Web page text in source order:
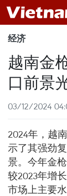
经济
越南金
口前景
03/12/2024
2024年，越
示了其强劲
景。今年金
较2023年增
市场上主要